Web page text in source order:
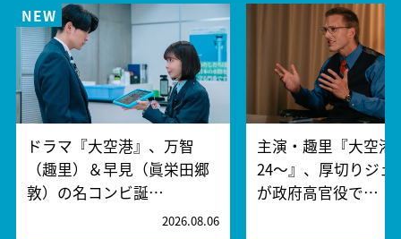
ドラマ『大空港』、万智
（趣里）＆早見（眞栄田郷
敦）の名コンビ誕…
2026.08.06
主演・趣里『大空港
24～』、厚切りジェ
が政府高官役で…